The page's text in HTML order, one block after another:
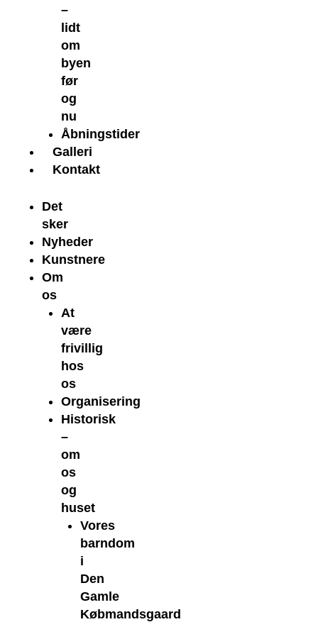
–
lidt
om
byen
før
og
nu
Åbningstider
Galleri
Kontakt
Det
sker
Nyheder
Kunstnere
Om
os
At
være
frivillig
hos
os
Organisering
Historisk
–
om
os
og
huset
Vores
barndom
i
Den
Gamle
Købmandsgaard